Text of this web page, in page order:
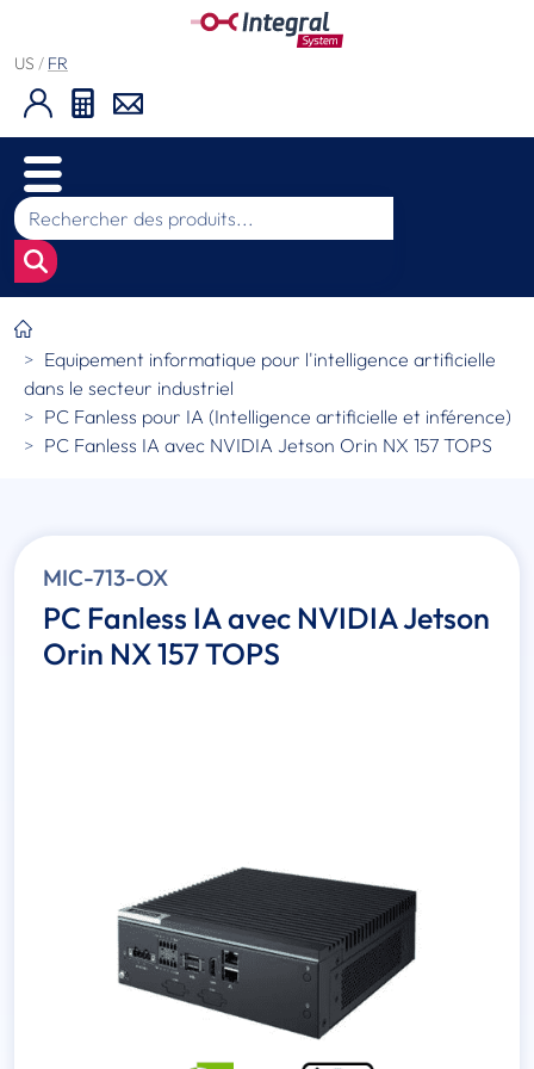
US / FR
Equipement informatique pour l'intelligence artificielle
dans le secteur industriel
PC Fanless pour IA (Intelligence artificielle et inférence)
PC Fanless IA avec NVIDIA Jetson Orin NX 157 TOPS
MIC-713-OX
PC Fanless IA avec NVIDIA Jetson
Orin NX 157 TOPS